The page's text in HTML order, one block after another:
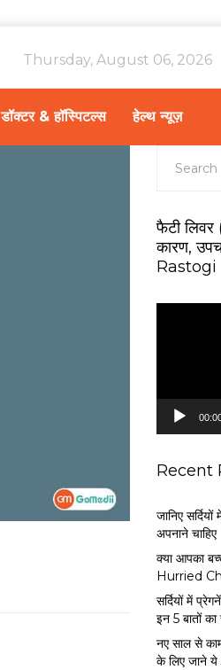
Thursday, August 06, 2026
डॉक्टर & हॉस्पिटल्स हेल्थ न्यूज़
फैटी
कारण,
Rastogi
y
Recent
जानिए
अपनाने चाहिए
क्या आपका
Hurried
सर्द‍ियों में
इन 5 बातों
नए साल से
के लिए जाने